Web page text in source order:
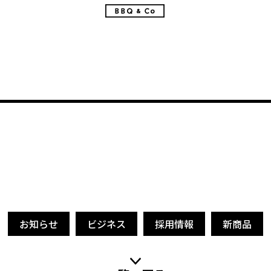
お知らせ ビジネス 採用情報 新商品